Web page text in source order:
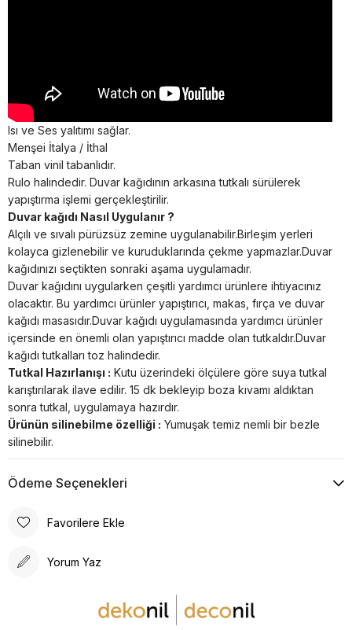
Isı ve Ses yalıtımı sağlar.
Menşei İtalya / İthal
Taban vinil tabanlıdır.
Rulo halindedir. Duvar kağıdının arkasına tutkalı sürülerek
yapıştırma işlemi gerçekleştirilir.
Duvar kağıdı Nasıl Uygulanır ?
Alçılı ve sıvalı pürüzsüz zemine uygulanabilir.Birleşim yerleri
kolayca gizlenebilir ve kuruduklarında çekme yapmazlar.Duvar
kağıdınızı seçtikten sonraki aşama uygulamadır.
Duvar kağıdını uygularken çeşitli yardımcı ürünlere ihtiyacınız
olacaktır. Bu yardımcı ürünler yapıştırıcı, makas, fırça ve duvar
kağıdı masasıdır.Duvar kağıdı uygulamasında yardımcı ürünler
içersinde en önemli olan yapıştırıcı madde olan tutkaldır.Duvar
kağıdı tutkalları toz halindedir.
Tutkal Hazırlanışı : Kutu üzerindeki ölçülere göre suya tutkal
karıştırılarak ilave edilir. 15 dk bekleyip boza kıvamı aldıktan
sonra tutkal, uygulamaya hazırdır.
Ürünün silinebilme özelliği : Yumuşak temiz nemli bir bezle
silinebilir.
Ödeme Seçenekleri
Favorilere Ekle
Yorum Yaz